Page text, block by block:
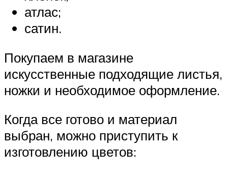
атлас;
сатин.
Покупаем в магазине
искусственные подходящие листья,
ножки и необходимое оформление.
Когда все готово и материал
выбран, можно приступить к
изготовлению цветов: